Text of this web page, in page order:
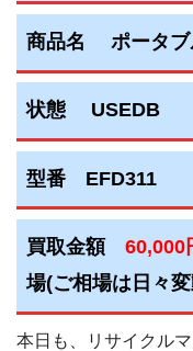
商品名 ポータブ
状態 USEDB
型番 EFD311
買取金額 60,000
場(ご相場は日々
本日も、リサイクル